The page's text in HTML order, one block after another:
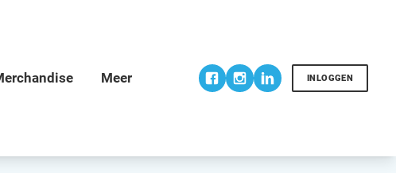
INLOGGEN